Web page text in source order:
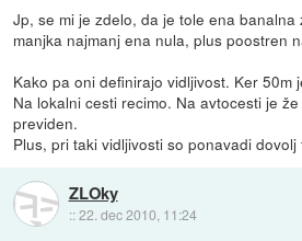
Jp, se mi je zdelo, da je tole ena banalna
manjka najmanj ena nula, plus poostren
Kako pa oni definirajo vidljivost. Ker 50m
Na lokalni cesti recimo. Na avtocesti je
previden.
Plus, pri taki vidljivosti so ponavadi
ZLOky
::22. dec 2010, 11:24